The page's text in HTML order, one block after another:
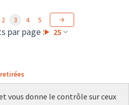
par page : 25
2 3 4 5
vous donne le contrôle sur ceux